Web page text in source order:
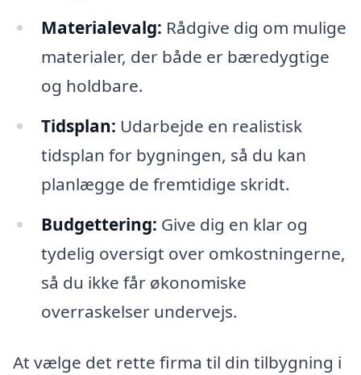
Materialevalg: Rådgive dig om mulige
materialer, der både er bæredygtige
og holdbare.
Tidsplan: Udarbejde en realistisk
tidsplan for bygningen, så du kan
planlægge de fremtidige skridt.
Budgettering: Give dig en klar og
tydelig oversigt over omkostningerne,
så du ikke får økonomiske
overraskelser undervejs.
At vælge det rette firma til din tilbygning i